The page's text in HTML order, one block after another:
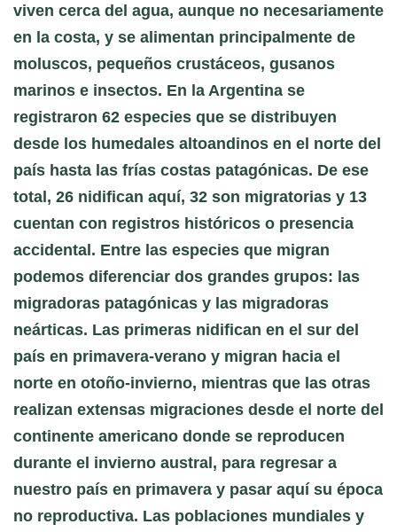
viven cerca del agua, aunque no necesariamente
en la costa, y se alimentan principalmente de
moluscos, pequeños crustáceos, gusanos
marinos e insectos. En la Argentina se
registraron 62 especies que se distribuyen
desde los humedales altoandinos en el norte del
país hasta las frías costas patagónicas. De ese
total, 26 nidifican aquí, 32 son migratorias y 13
cuentan con registros históricos o presencia
accidental. Entre las especies que migran
podemos diferenciar dos grandes grupos: las
migradoras patagónicas y las migradoras
neárticas. Las primeras nidifican en el sur del
país en primavera-verano y migran hacia el
norte en otoño-invierno, mientras que las otras
realizan extensas migraciones desde el norte del
continente americano donde se reproducen
durante el invierno austral, para regresar a
nuestro país en primavera y pasar aquí su época
no reproductiva. Las poblaciones mundiales y